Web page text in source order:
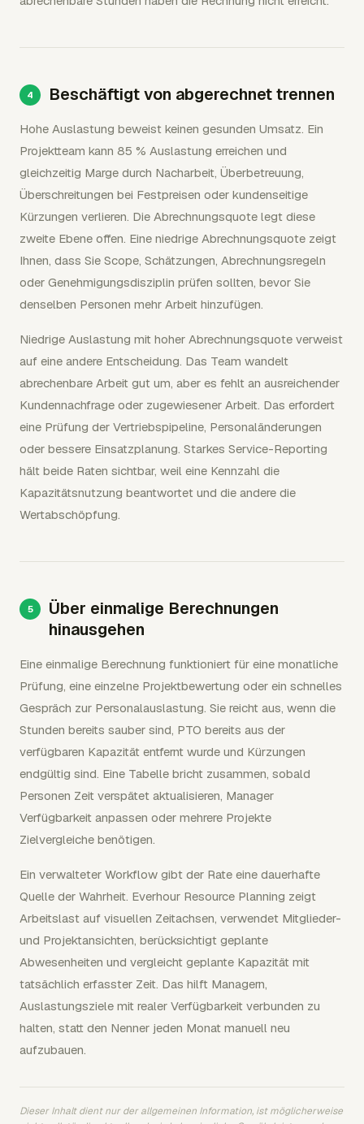
Beschäftigt von abgerechnet trennen
Hohe Auslastung beweist keinen gesunden Umsatz. Ein
Projektteam kann 85 % Auslastung erreichen und
gleichzeitig Marge durch Nacharbeit, Überbetreuung,
Überschreitungen bei Festpreisen oder kundenseitige
Kürzungen verlieren. Die Abrechnungsquote legt diese
zweite Ebene offen. Eine niedrige Abrechnungsquote zeigt
Ihnen, dass Sie Scope, Schätzungen, Abrechnungsregeln
oder Genehmigungsdisziplin prüfen sollten, bevor Sie
denselben Personen mehr Arbeit hinzufügen.
Niedrige Auslastung mit hoher Abrechnungsquote verweist
auf eine andere Entscheidung. Das Team wandelt
abrechenbare Arbeit gut um, aber es fehlt an ausreichender
Kundennachfrage oder zugewiesener Arbeit. Das erfordert
eine Prüfung der Vertriebspipeline, Personaländerungen
oder bessere Einsatzplanung. Starkes Service-Reporting
hält beide Raten sichtbar, weil eine Kennzahl die
Kapazitätsnutzung beantwortet und die andere die
Wertabschöpfung.
Über einmalige Berechnungen
hinausgehen
Eine einmalige Berechnung funktioniert für eine monatliche
Prüfung, eine einzelne Projektbewertung oder ein schnelles
Gespräch zur Personalauslastung. Sie reicht aus, wenn die
Stunden bereits sauber sind, PTO bereits aus der
verfügbaren Kapazität entfernt wurde und Kürzungen
endgültig sind. Eine Tabelle bricht zusammen, sobald
Personen Zeit verspätet aktualisieren, Manager
Verfügbarkeit anpassen oder mehrere Projekte
Zielvergleiche benötigen.
Ein verwalteter Workflow gibt der Rate eine dauerhafte
Quelle der Wahrheit. Everhour Resource Planning zeigt
Arbeitslast auf visuellen Zeitachsen, verwendet Mitglieder-
und Projektansichten, berücksichtigt geplante
Abwesenheiten und vergleicht geplante Kapazität mit
tatsächlich erfasster Zeit. Das hilft Managern,
Auslastungsziele mit realer Verfügbarkeit verbunden zu
halten, statt den Nenner jeden Monat manuell neu
aufzubauen.
Dieser Inhalt dient nur der allgemeinen Information, ist möglicherweise